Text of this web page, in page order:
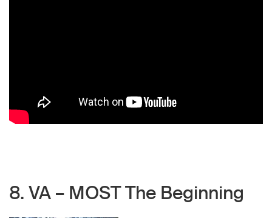
8. VA – MOST The Beginning